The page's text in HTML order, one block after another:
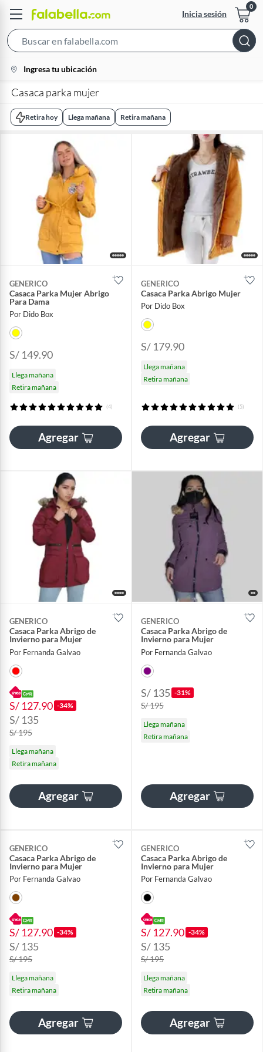
Inicia sesión
Bar
location-
icon
Ingresa tu ubicación
Casaca parka mujer
Retira hoy Llega mañana Retira mañana
GENERICO
Casaca Parka Mujer Abrigo
Para Dama
Por Dido Box
S/ 149.90
Llega mañana
Retira mañana
(4)
Agregar
GENERICO
Casaca Parka Abrigo Mujer
Por Dido Box
S/ 179.90
Llega mañana
Retira mañana
(5)
Agregar
GENERICO
Casaca Parka Abrigo de
Invierno para Mujer
Por Fernanda Galvao
S/ 127.90 -34%
S/ 135
S/ 195
Llega mañana
Retira mañana
Agregar
GENERICO
Casaca Parka Abrigo de
Invierno para Mujer
Por Fernanda Galvao
S/ 135 -31%
S/ 195
Llega mañana
Retira mañana
Agregar
GENERICO
Casaca Parka Abrigo de
Invierno para Mujer
Por Fernanda Galvao
S/ 127.90 -34%
S/ 135
S/ 195
Llega mañana
Retira mañana
Agregar
GENERICO
Casaca Parka Abrigo de
Invierno para Mujer
Por Fernanda Galvao
S/ 127.90 -34%
S/ 135
S/ 195
Llega mañana
Retira mañana
Agregar